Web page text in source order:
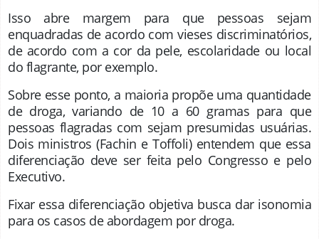
Isso abre margem para que pessoas sejam
enquadradas de acordo com vieses discriminatórios,
de acordo com a cor da pele, escolaridade ou local
do flagrante, por exemplo.
Sobre esse ponto, a maioria propõe uma quantidade
de droga, variando de 10 a 60 gramas para que
pessoas flagradas com sejam presumidas usuárias.
Dois ministros (Fachin e Toffoli) entendem que essa
diferenciação deve ser feita pelo Congresso e pelo
Executivo.
Fixar essa diferenciação objetiva busca dar isonomia
para os casos de abordagem por droga.